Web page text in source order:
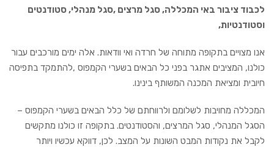
לכבוד ציבור באי המכללה, סגל מרצים ,סגל מנהלי, סטודנטים
וסטודנטיות,
אנו מצויים בתקופה מתוחה של חרדה ואי וודאות. אלה ימים מורכבים עבור
כולנו, המציבים אתגר בפני כל הבאים בשערי הקמפוס ,להתמקד בתפיסה
חיובית ומציאת המכנה המשותף בינינו.
המכללה מחויבות לשלומם ולרווחתם של כלל הבאים בשערי הקמפוס –
הסגל המנהלי, סגל המרצים, והסטודנטים. בתקופה זו כולנו מתקשים
לקבל את נקודות המבט השונות על המצב. לכן, דווקא עכשיו ויותר